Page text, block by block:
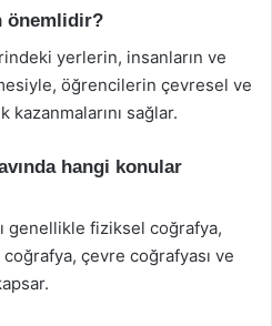
önemlidir?
yerlerin, insanların ve
öğrencilerin çevresel ve
kazanmalarını sağlar.
hangi konular
genellikle fiziksel coğrafya,
çevre coğrafyası ve